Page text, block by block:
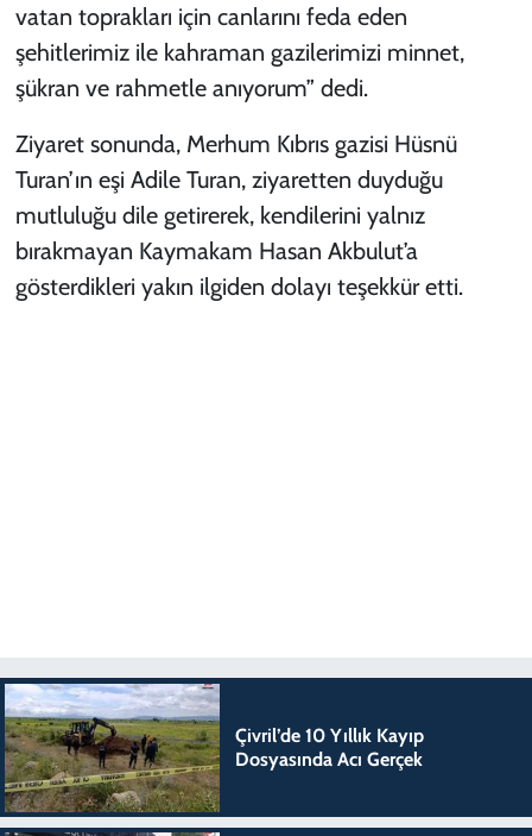
vatan toprakları için canlarını feda eden
şehitlerimiz ile kahraman gazilerimizi minnet,
şükran ve rahmetle anıyorum” dedi.
Ziyaret sonunda, Merhum Kıbrıs gazisi Hüsnü
Turan’ın eşi Adile Turan, ziyaretten duyduğu
mutluluğu dile getirerek, kendilerini yalnız
bırakmayan Kaymakam Hasan Akbulut’a
gösterdikleri yakın ilgiden dolayı teşekkür etti.
Çivril’de 10 Yıllık Kayıp
Dosyasında Acı Gerçek